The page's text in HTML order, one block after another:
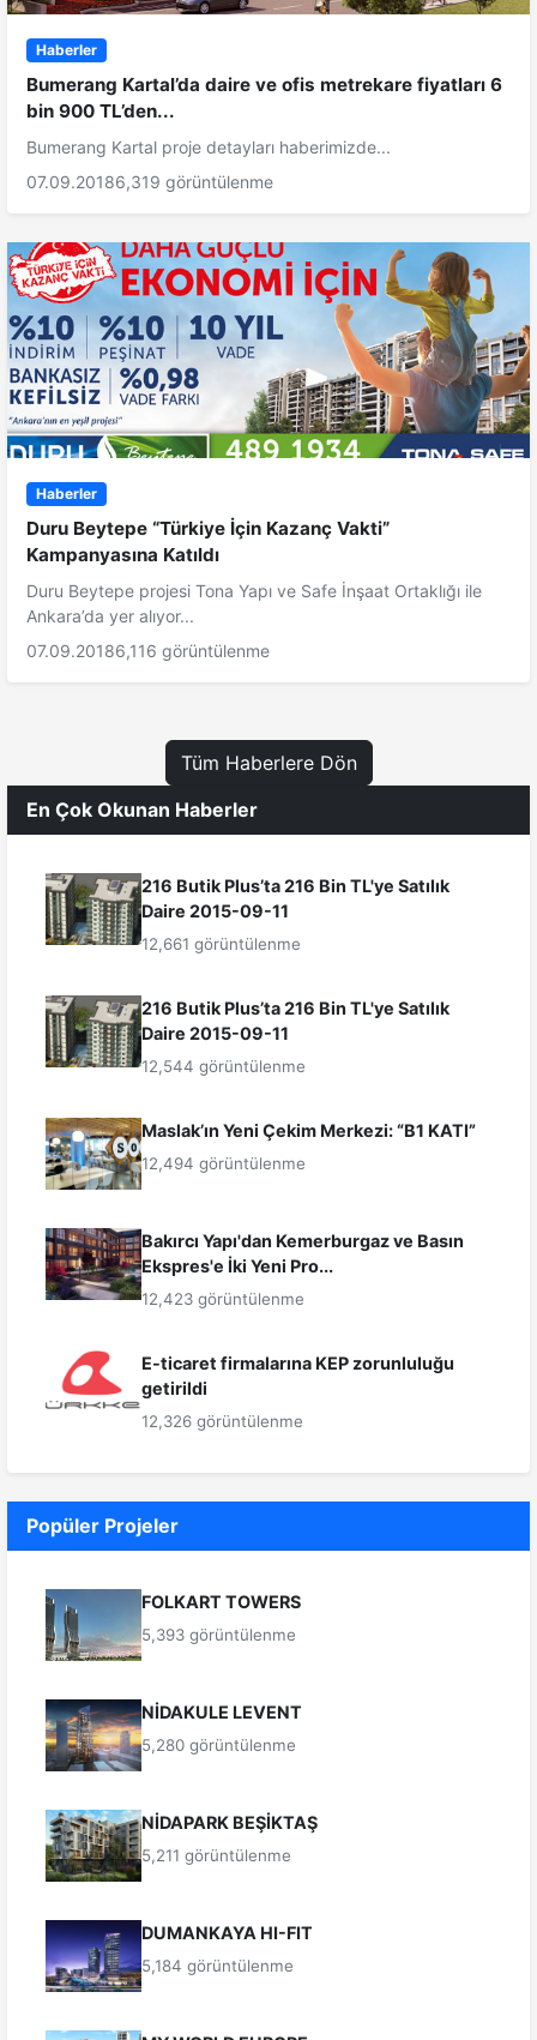
Haberler
Bumerang Kartal’da daire ve ofis metrekare fiyatları 6
bin 900 TL’den...
Bumerang Kartal proje detayları haberimizde...
07.09.20186,319 görüntülenme
Haberler
Duru Beytepe “Türkiye İçin Kazanç Vakti”
Kampanyasına Katıldı
Duru Beytepe projesi Tona Yapı ve Safe İnşaat Ortaklığı ile
Ankara’da yer alıyor...
07.09.20186,116 görüntülenme
Tüm Haberlere Dön
En Çok Okunan Haberler
216 Butik Plus’ta 216 Bin TL'ye Satılık
Daire 2015-09-11
12,661 görüntülenme
216 Butik Plus’ta 216 Bin TL'ye Satılık
Daire 2015-09-11
12,544 görüntülenme
Maslak’ın Yeni Çekim Merkezi: “B1 KATI”
12,494 görüntülenme
Bakırcı Yapı'dan Kemerburgaz ve Basın
Ekspres'e İki Yeni Pro...
12,423 görüntülenme
E-ticaret firmalarına KEP zorunluluğu
getirildi
12,326 görüntülenme
Popüler Projeler
FOLKART TOWERS
5,393 görüntülenme
NİDAKULE LEVENT
5,280 görüntülenme
NİDAPARK BEŞİKTAŞ
5,211 görüntülenme
DUMANKAYA HI-FIT
5,184 görüntülenme